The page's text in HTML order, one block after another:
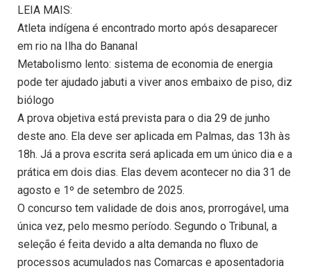
LEIA MAIS:
Atleta indígena é encontrado morto após desaparecer
em rio na Ilha do Bananal
Metabolismo lento: sistema de economia de energia
pode ter ajudado jabuti a viver anos embaixo de piso, diz
biólogo
A prova objetiva está prevista para o dia 29 de junho
deste ano. Ela deve ser aplicada em Palmas, das 13h às
18h. Já a prova escrita será aplicada em um único dia e a
prática em dois dias. Elas devem acontecer no dia 31 de
agosto e 1º de setembro de 2025.
O concurso tem validade de dois anos, prorrogável, uma
única vez, pelo mesmo período. Segundo o Tribunal, a
seleção é feita devido a alta demanda no fluxo de
processos acumulados nas Comarcas e aposentadoria